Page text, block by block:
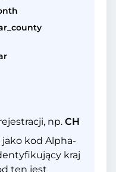
np. CH
jako kod Alpha-
kraj
ten jest